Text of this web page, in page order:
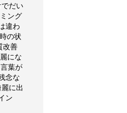
だい
ング
違わ
の状
改善
にな
葉が
念な
に出
ン